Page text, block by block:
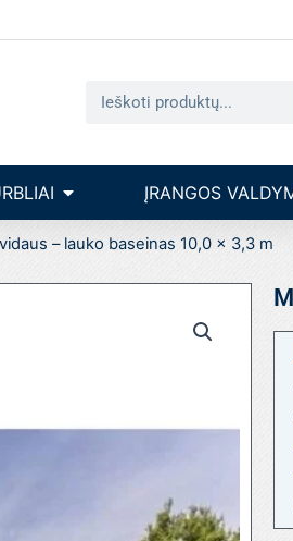
Open siurbliaiĮRANGOS
– lauko baseinas 10,0 x 3,3 m